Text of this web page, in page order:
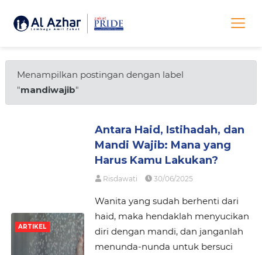
Menampilkan postingan dengan label
"mandiwajib"
ARTIKEL
Antara Haid, Istihadah, dan
Mandi Wajib: Mana yang
Harus Kamu Lakukan?
Risdawati 30/06/2025
Wanita yang sudah berhenti dari
haid, maka hendaklah menyucikan
diri dengan mandi, dan janganlah
menunda-nunda untuk bersuci